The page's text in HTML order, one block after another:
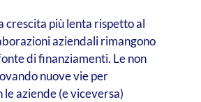
crescita più lenta rispetto al
aziendali rimangono
di finanziamenti. Le non
nuove vie per
aziende (e viceversa)